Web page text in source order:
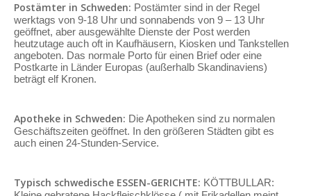
Postämter in Schweden: Postämter sind in der Regel
werktags von 9-18 Uhr und sonnabends von 9 – 13 Uhr
geöffnet, aber ausgewählte Dienste der Post werden
heutzutage auch oft in Kaufhäusern, Kiosken und Tankstellen
angeboten. Das normale Porto für einen Brief oder eine
Postkarte in Länder Europas (außerhalb Skandinaviens)
beträgt elf Kronen.
Apotheke in Schweden: Die Apotheken sind zu normalen
Geschäftszeiten geöffnet. In den größeren Städten gibt es
auch einen 24-Stunden-Service.
Typisch schwedische ESSEN-GERICHTE: KÖTTBULLAR: